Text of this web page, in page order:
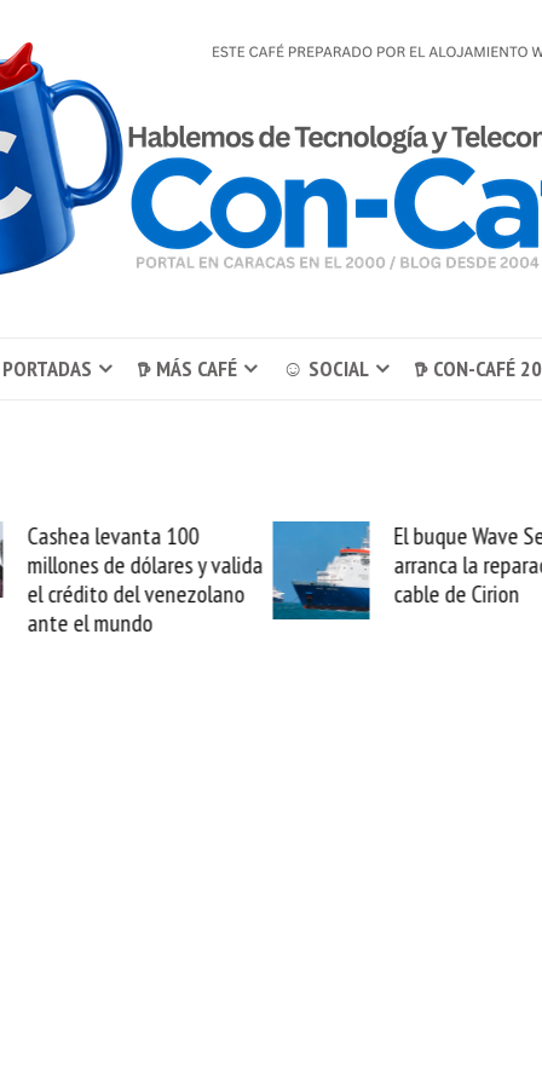
𖠚 MÁS CAFÉ ☺ SOCIAL 𖠚 CON-CAFÉ
El buque Wave Sentinel
arranca la reparación del
cable de Cirion
Uber se lleva
sabemos todo lo
mejorar
esta movida